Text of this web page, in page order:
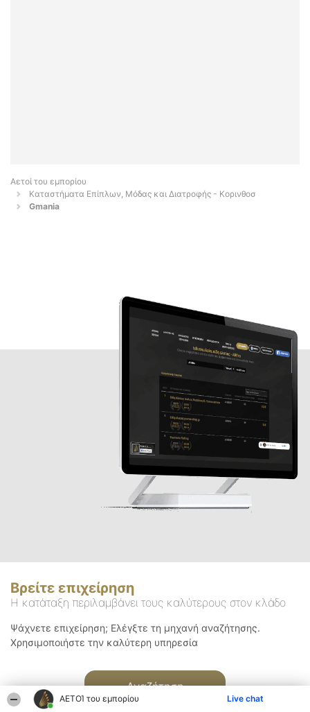
ΑΕΤΟΊ του εμπορίου Live chat
Αετοί του εμπορίου
Καταστήματα Επίπλων, Μόδας και Διατροφής - Κορινθοσ
Gmania
Βρείτε επιχείρηση
Η κατάταξη περιλαμβάνει τους καλύτερους στον κλάδο
Ψάχνετε επιχείρηση; Ελέγξτε τη μηχανή αναζήτησης.
Χρησιμοποιήστε την καλύτερη υπηρεσία
Αναζήτηση